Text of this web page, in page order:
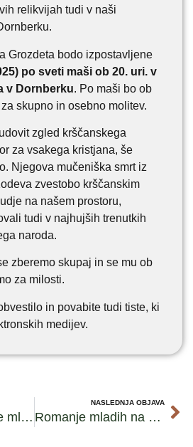
relikvijah tudi v naši
Grozdeta bodo izpostavljene
po sveti maši ob 20. uri. v
v Dornberku. Po maši bo ob
skupno in osebno molitev.
zgled krščanskega
za vsakega kristjana, še
Njegova mučeniška smrt iz
zvestobo krščanskim
na našem prostoru,
tudi v najhujših trenutkih
naroda.
zberemo skupaj in se mu ob
za milosti.
in povabite tudi tiste, ki
medijev.
Jubilejno romanje mladih v Rim
NASLEDNJA OBJAVA
Romanje mladih na Malto – vabilo